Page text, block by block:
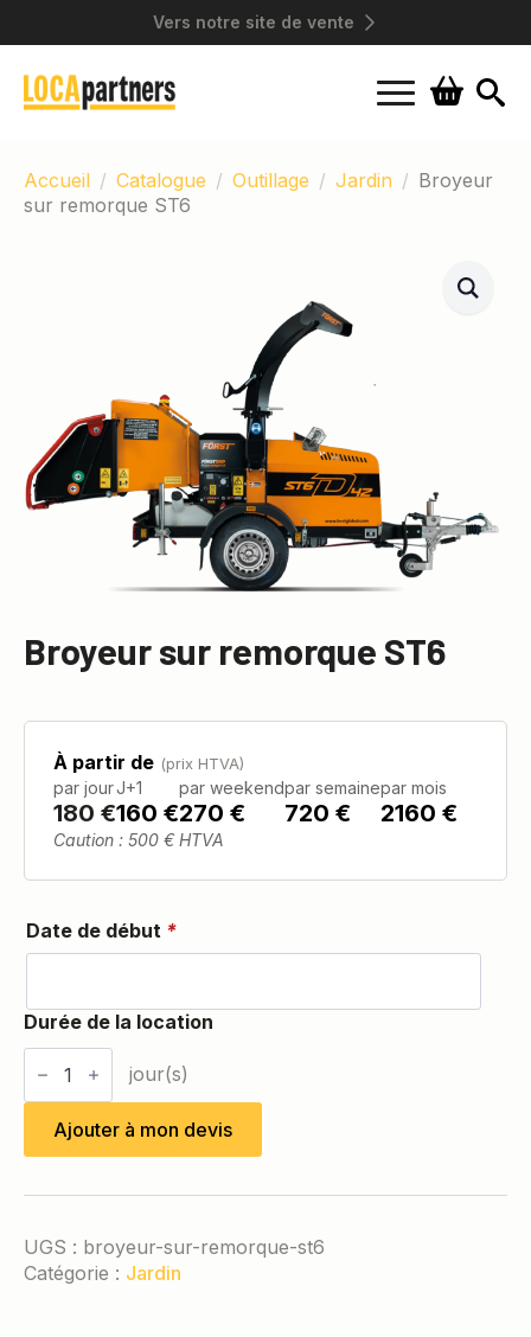
Vers notre site de vente
Accueil
Catalogue Outillage Jardin
Broyeur
sur remorque ST6
Broyeur sur remorque ST6
À partir de (prix HTVA)
par jour
180 €
J+1
160 €
par weekend
270 €
par semaine
720 €
par mois
2160 €
Caution : 500 € HTVA
Date de début *
quantité
de
Broyeur
remorque
ST6
Ajouter à mon devis
UGS : broyeur-sur-remorque-st6
Catégorie : Jardin